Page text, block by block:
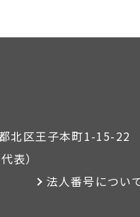
北区王子本町1-15-22
代表）
法人番号につい